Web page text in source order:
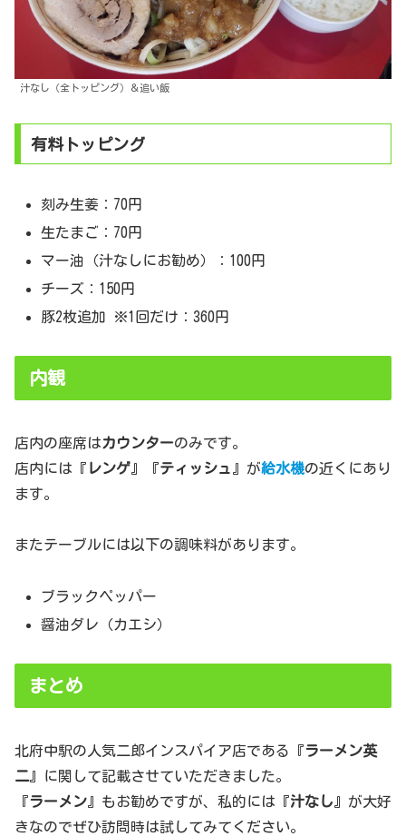
汁なし（全トッピング）＆追い飯
有料トッピング
刻み生姜：70円
生たまご：70円
マー油（汁なしにお勧め）：100円
チーズ：150円
豚2枚追加 ※1回だけ：360円
内観
店内の座席はカウンターのみです。
店内には『 レンゲ 』『ティッシュ 』が給水機の近くにあり
ます。
またテーブルには以下の調味料があります。
ブラックペッパー
醤油ダレ（カエシ）
まとめ
北府中駅の人気二郎インスパイア店である『ラーメン英
二 』に関して記載させていただきました。
『ラーメン 』もお勧めですが、私的には『汁なし 』が大好
きなのでぜひ訪問時は試してみてください。